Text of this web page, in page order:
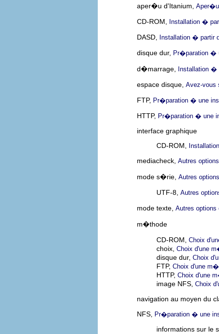
aper�u d'Itanium,
CD-ROM, Installation �
DASD, Installation � partir
disque dur, Pr�paration �
d�marrage, Installation �
espace disque, Avez-vous
FTP, Pr�paration � une
HTTP, Pr�paration � une
interface graphique
CD-ROM,
mediacheck, Autres
mode s�rie, Autres
UTF-8, Autres
mode texte, Autres
m�thode
CD-ROM, Choix
choix, Choix d'une
disque dur, Choix
FTP, Choix d'une
HTTP, Choix d'une
image NFS, Choix
navigation au moyen du
NFS,
Pr�paration � une
informations sur le